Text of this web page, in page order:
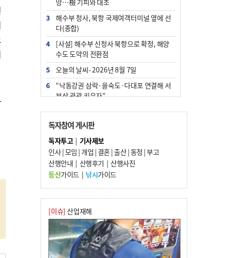
망…檢 기피와 대조
3
해수부 청사, 북항 국제여객터미널 옆에 선
다(종합)
4
[사설] 해수부 신청사 북항으로 확정, 해양
수도 도약의 전환점
5
오늘의 날씨- 2026년 8월 7일
6
“낙동강권 삼락·을숙도·다대포 연결해 서
부산 관광 키우자”
7
부울경 주말부터 비소식…‘극한 폭염’ 한풀
꺾일 듯
8
피란마을 67년 역사인데…전교생 24명 아
미초 통폐합 기로
9
외국인 선원 ‘인신매매 경유지’ 된 부산…
우려가 현실로
10 수사독점 책임 커진 경찰, 방치사건 해결 부
랴부랴 속도전
독자참여 게시판
독자투고| 기사제보
인사|모임 | 개업 | 결혼|출산|동정 |부고
산행안내 | 산행후기 | 산행사진
등산가이드| 낚시가이드
[이슈] 산업재해